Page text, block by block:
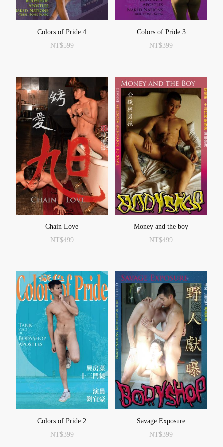
Colors of Pride 4
NT$599
Colors of Pride 3
NT$399
Chain Love
NT$499
Money and the boy
NT$499
Colors of Pride 2
NT$399
Savage Exposure
NT$399